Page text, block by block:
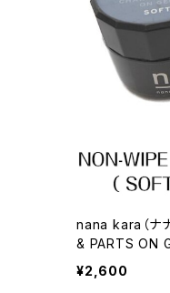
nana kara（ナ
& PARTS ON
¥2,600